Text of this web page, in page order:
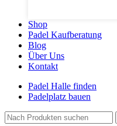
Shop
Padel Kaufberatung
Blog
Über Uns
Kontakt
Padel Halle finden
Padelplatz bauen